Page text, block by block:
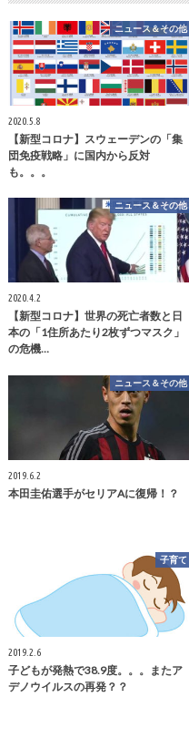
ニュース＆その他
2020.5.8
【新型コロナ】スウェーデンの「集
団免疫戦略」に国内から反対
も。。。
ニュース＆その他
2020.4.2
【新型コロナ】世界の死亡者数と日
本の「1住所あたり2枚ずつマスク」
の危機…
ニュース＆その他
2019.6.2
本田圭佑選手がセリアAに復帰！？
子育て
2019.2.6
子どもが発熱で38.9度。。。またア
デノウイルスの再発？？